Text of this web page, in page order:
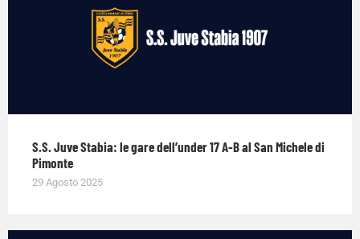
S.S. Juve Stabia: le gare dell’under 17 A-B al San Michele di
Pimonte
29 Agosto 2025